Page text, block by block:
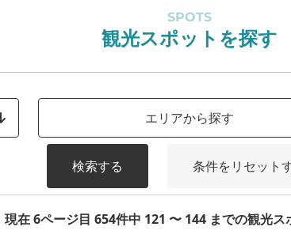
SPOTS
観光スポットを探す
エリアから探す
検索する 条件をリセット
現在 6ページ目 654件中 121 〜 144 までの観光ス